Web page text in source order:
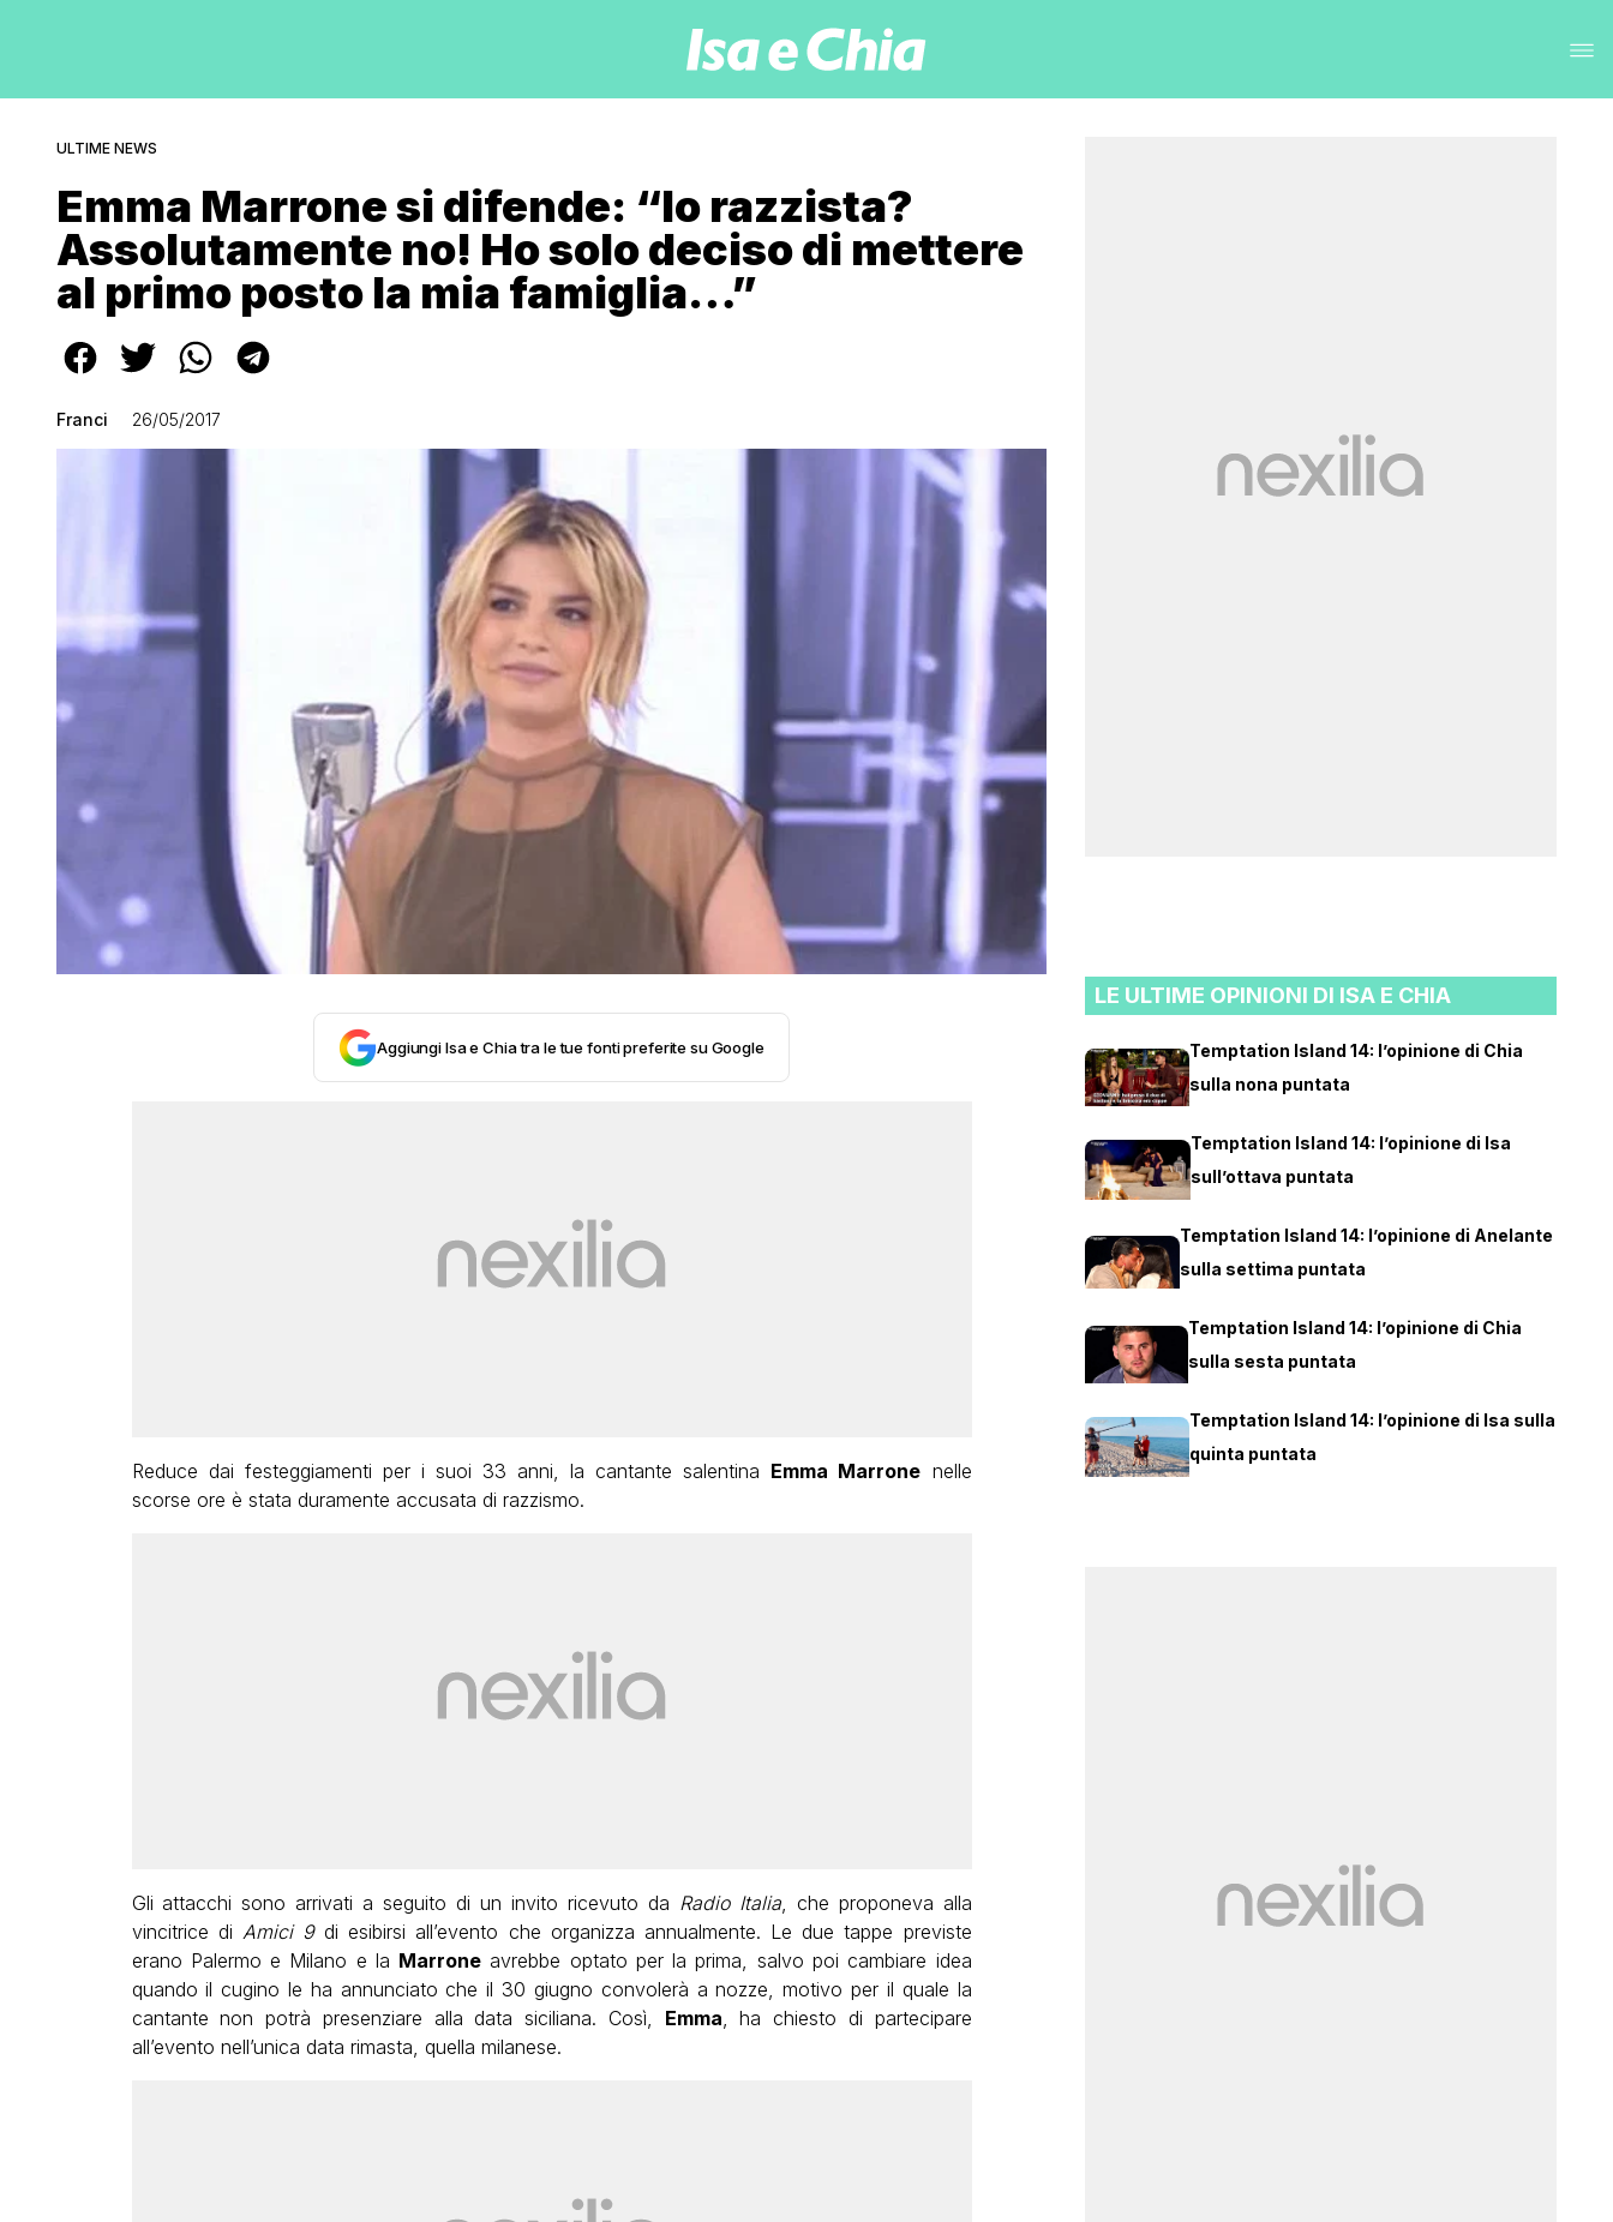
ULTIME NEWS
Emma Marrone si difende: “Io razzista?
Assolutamente no! Ho solo deciso di mettere
al primo posto la mia famiglia…”
Franci 26/05/2017
Aggiungi Isa e Chia tra le tue fonti preferite su Google
Reduce dai festeggiamenti per i suoi 33 anni, la cantante salentina Emma Marrone nelle
scorse ore è stata duramente accusata di razzismo.
Gli attacchi sono arrivati a seguito di un invito ricevuto da Radio Italia, che proponeva alla
vincitrice di Amici 9di esibirsi all’evento che organizza annualmente. Le due tappe previste
erano Palermo e Milano e la Marrone avrebbe optato per la prima, salvo poi cambiare idea
quando il cugino le ha annunciato che il 30 giugno convolerà a nozze, motivo per il quale la
cantante non potrà presenziare alla data siciliana. Così, Emma, ha chiesto di partecipare
all’evento nell’unica data rimasta, quella milanese.
LE ULTIME OPINIONI DI ISA E CHIA
Temptation Island 14: l’opinione di Chia
sulla nona puntata
Temptation Island 14: l’opinione di Isa
sull’ottava puntata
Temptation Island 14: l’opinione di Anelante
sulla settima puntata
Temptation Island 14: l’opinione di Chia
sulla sesta puntata
Temptation Island 14: l’opinione di Isa sulla
quinta puntata